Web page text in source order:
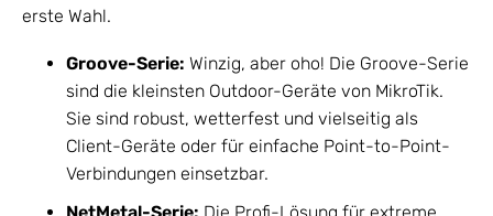
erste Wahl.
Groove-Serie: Winzig, aber oho! Die Groove-Serie
sind die kleinsten Outdoor-Geräte von MikroTik.
Sie sind robust, wetterfest und vielseitig als
Client-Geräte oder für einfache Point-to-Point-
Verbindungen einsetzbar.